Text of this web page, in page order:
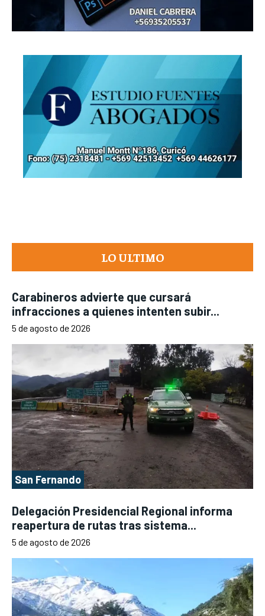
LO ULTIMO
Carabineros advierte que cursará
infracciones a quienes intenten subir...
5 de agosto de 2026
San Fernando
Delegación Presidencial Regional informa
reapertura de rutas tras sistema...
5 de agosto de 2026